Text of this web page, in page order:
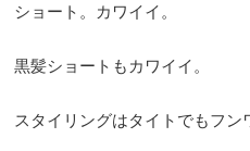
ショート。カワイイ。
黒髪ショートもカワイイ。
スタイリングはタイトでもフン